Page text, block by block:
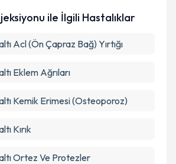
ile İlgili Hastalıklar
Acl (Ön Çapraz Bağ) Yırtığı
Eklem Ağrıları
Kemik Erimesi (Osteoporoz)
Kırık
Ortez Ve Protezler